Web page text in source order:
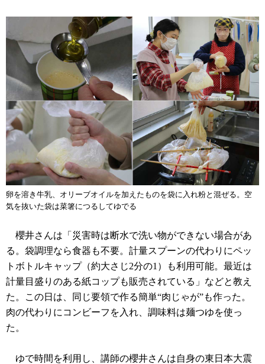
卵を溶き牛乳、オリーブオイルを加えたものを袋に入れ粉と混ぜる。空
気を抜いた袋は菜箸につるしてゆでる
櫻井さんは「災害時は断水で洗い物ができない場合があ
る。袋調理なら食器も不要。計量スプーンの代わりにペッ
トボトルキャップ（約大さじ2分の1）も利用可能。最近は
計量目盛りのある紙コップも販売されている」などと教え
た。この日は、同じ要領で作る簡単“肉じゃが”も作った。
肉の代わりにコンビーフを入れ、調味料は麺つゆを使っ
た。
ゆで時間を利用し、講師の櫻井さんは自身の東日本大震